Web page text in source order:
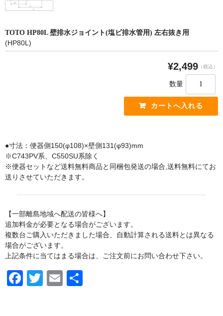
ウォシュレット
小便器セット
アクセサリー
アクセサリーその他
収納キャビネット・棚・化粧棚
収納キャビネット・棚・化粧棚 [LIXIL]
収納キャビネット・棚・化粧棚 [TOTO]
紙巻器・トイレットペーパーホルダー [LIXIL]
TOTO HP80L 壁排水ジョイント(塩ビ排水管用) 左右抜き用
(HP80L)
¥2,499 （税込）
数量
●寸法：便器側150(φ108)×壁側131(φ93)mm
※C743PV系、C550SU系除く
※便器セットなど送料無料商品と同梱包発送の場合,送料無料にてお
送りさせていただきます。
【一部離島地域へ配送の皆様へ】
追加料金が必要となる場合がございます。
複数台ご購入いただきました場合、自動計算される送料とは異なる
場合がございます。
上記条件に当てはまる場合は、ご注文前にお問い合わせ下さい。
F
T
E